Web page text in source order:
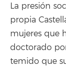
La presión
propia
mujeres que
doctorado
temido que